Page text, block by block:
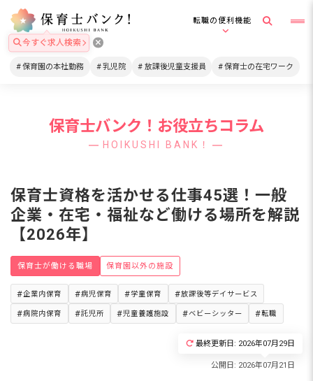
転職の便利機能
今すぐ求人検索
保育園の本社勤務 乳児院 放課後児童支援員 保育士の在宅ワーク
保育士バンク！お役立ちコラム
HOIKUSHI BANK！
保育士資格を活かせる仕事45選！一般
企業・在宅・福祉など働ける場所を解説
【2026年】
保育士が働ける職場 保育園以外の施設
企業内保育 病児保育 学童保育 放課後等デイサービス
病院内保育 託児所 児童養護施設 ベビーシッター 転職
最終更新日: 2026年07月29日